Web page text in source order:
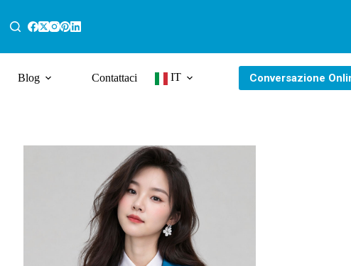
Blog Contattaci IT Conversazione